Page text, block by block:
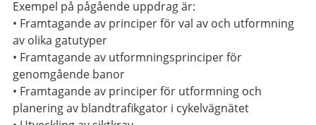
Exempel på pågående uppdrag är:
• Framtagande av principer för val av och utformning
av olika gatutyper
• Framtagande av utformningsprinciper för
genomgående banor
• Framtagande av principer för utformning och
planering av blandtrafikgator i cykelvägnätet